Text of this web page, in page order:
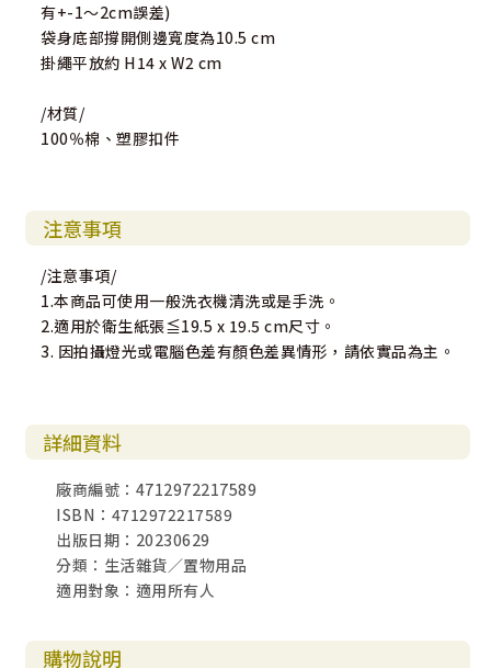
有+-1～2cm誤差)
袋身底部撐開側邊寬度為10.5 cm
掛繩平放約 H14 x W2 cm
/材質/
100％棉、塑膠扣件
注意事項
/注意事項/
1.本商品可使用一般洗衣機清洗或是手洗。
2.適用於衛生紙張≦19.5 x 19.5 cm尺寸。
3. 因拍攝燈光或電腦色差有顏色差異情形，請依實品為主。
詳細資料
廠商編號：4712972217589
ISBN：4712972217589
出版日期：20230629
分類：生活雜貨／置物用品
適用對象：適用所有人
購物說明